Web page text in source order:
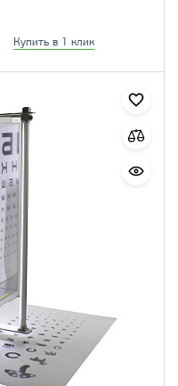
Купить в 1 клик